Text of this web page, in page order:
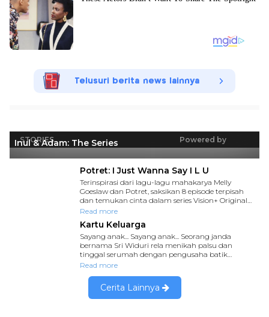
Telusuri berita news lainnya